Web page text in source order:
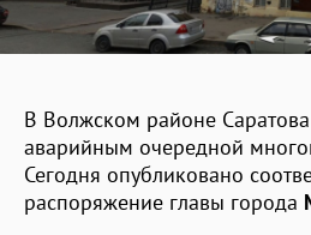
В Волжском районе
аварийным очередной
Сегодня опубликовано
распоряжение главы города